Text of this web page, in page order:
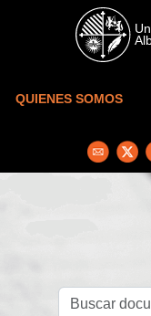
Skip to main content
QUIENES SOMOS